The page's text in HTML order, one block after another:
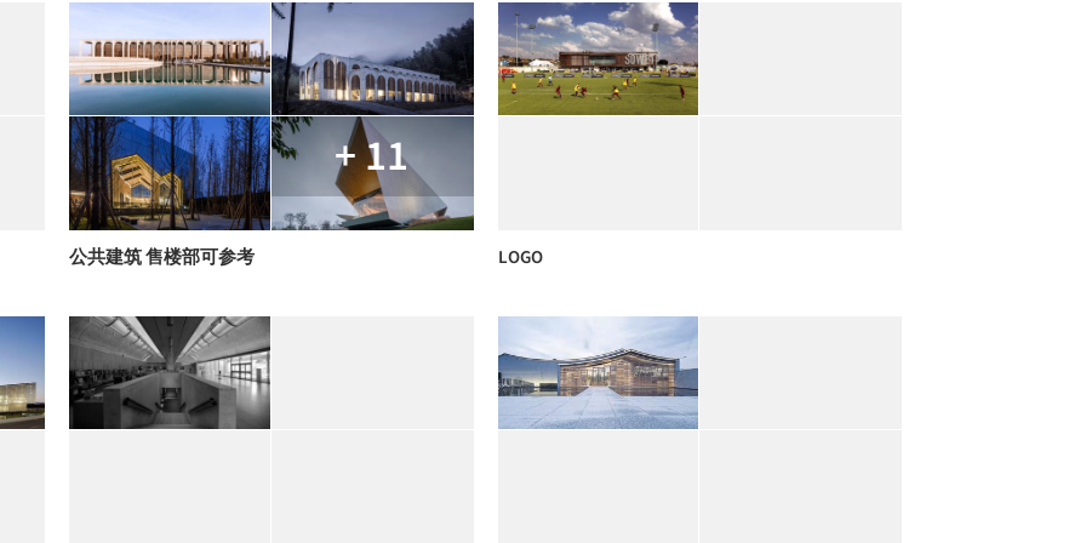
+ 11
公共建筑 售楼部可参考 LOGO